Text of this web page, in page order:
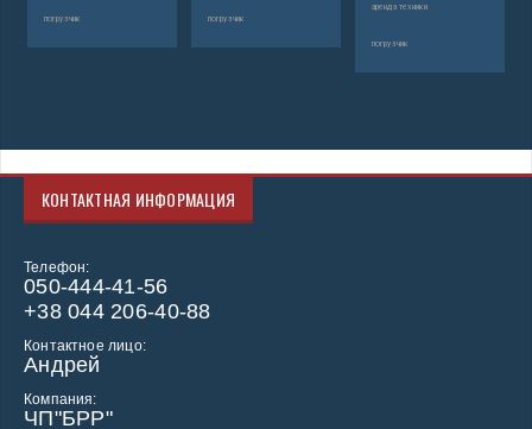
погрузчик погрузчик
аренда техники
погрузчик
КОНТАКТНАЯ ИНФОРМАЦИЯ
Телефон:
050-444-41-56
+38 044 206-40-88
Контактное лицо:
Андрей
Компания:
ЧП"БРР"